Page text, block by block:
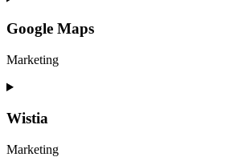
service
google-
recaptcha
Google Maps
Marketing
Consent
service
maps
Wistia
Marketing